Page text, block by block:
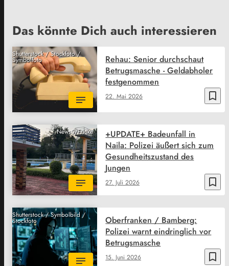
Das könnte Dich auch interessieren
Shutterstock / Stockfoto /
Symbolfoto
bookmark_border
22. Mai 2026
Rehau: Senior durchschaut
Betrugsmasche - Geldabholer
festgenommen
News5/Fricke
bookmark_border
27. Juli 2026
+UPDATE+ Badeunfall in
Naila: Polizei äußert sich zum
Gesundheitszustand des
Jungen
Shutterstock / Symbolbild /
Stockfoto
bookmark_border
15. Juni 2026
Oberfranken / Bamberg:
Polizei warnt eindringlich vor
Betrugsmasche